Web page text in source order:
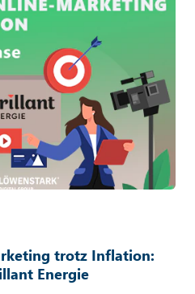
trotz Inflation:
Energie